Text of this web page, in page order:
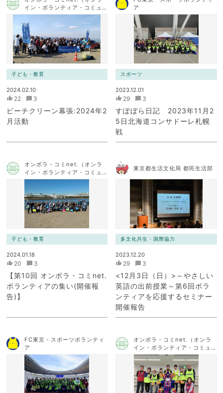
イン・ボランティア・コミュ
ニケーション・ネットワー
ク）
子ども・教育
2024.02.10
22 3
ビーチクリーン幕張:2024年2
月活動
ア
スポーツ
2023.12.01
29 3
すぽぼら日記 2023年11月2
5日北海道コンサドーレ札幌
戦
オンボラ・コミnet.（オンラ
イン・ボランティア・コミュ
ニケーション・ネットワー
子ども・教育
2024.01.18
20 3
【第10回 オンボラ・コミnet.
ボランティアの集い(開催報
告)】
東京都生活文化局 都民生活部
多文化共生・国際協力
2023.12.20
29 3
<12月3日（日）>～やさしい
英語の出前授業～第6回ボラ
ンティアを応援するセミナー
開催報告
FC東京・スポーツボランティ
ア
オンボラ・コミnet.（オンラ
イン・ボランティア・コミュ
ニケーション・ネットワー
ク）